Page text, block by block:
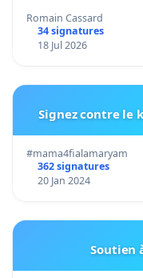
Romain Cassard
34 signatures
18 Jul 2026
Signez contre le
#mama4fialamaryam
362 signatures
20 Jan 2024
Soutien